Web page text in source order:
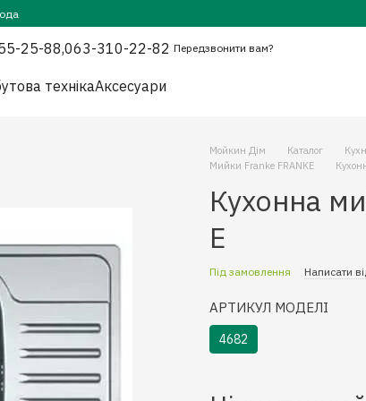
25-88,063-310-22-82 Передзвонити вам?
технікаАксесуари
Мойкин Дім Каталог
Мийки Franke FRANKE
Кухонна
E
Під замовлення Написати
АРТИКУЛ МОДЕЛІ
4682